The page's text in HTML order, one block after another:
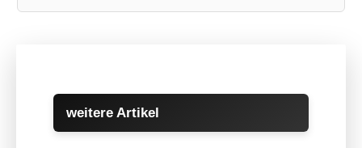
Produktgalerie überspringen
weitere Artikel